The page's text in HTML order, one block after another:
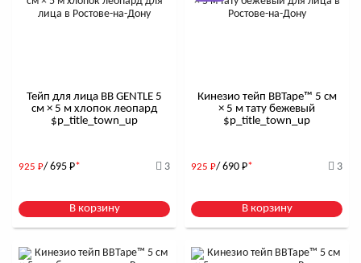
Тейп для лица BB GENTLE 5
см × 5 м хлопок леопард
$р_title_town_up
925 Р/ 695 Р* 3
В корзину
Кинезио тейп BBTape™ 5 см
× 5 м тату бежевый
$р_title_town_up
925 Р/ 690 Р* 3
В корзину